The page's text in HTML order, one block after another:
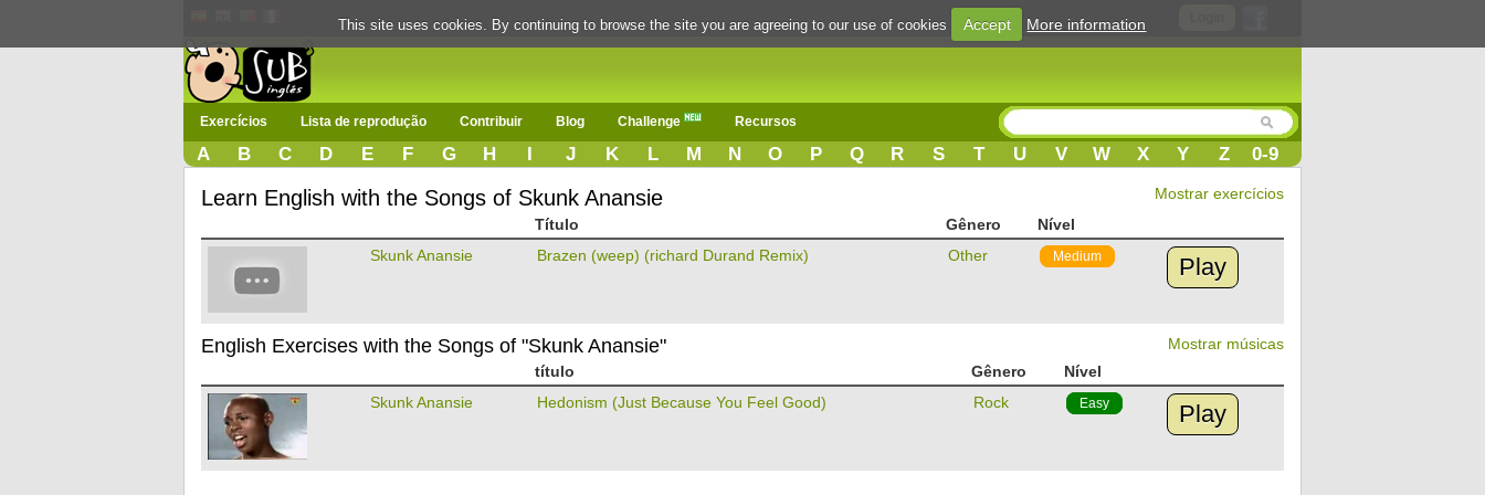
Exercícios Lista de reprodução Contribuir Blog Challenge Recursos
A B C D E F G H I J K L M N O P Q R S T U V W X Y Z 0-9
Mostrar exercícios
Learn English with the Songs of Skunk Anansie
Título Gênero
Nível
Skunk Anansie
Brazen (weep) (richard Durand Remix) Other Medium Play
Mostrar músicas
English Exercises with the Songs of "Skunk Anansie"
título Gênero
Nível
Skunk Anansie
Hedonism (Just Because You Feel Good) Rock Easy Play
This site uses cookies. By continuing to browse the site you are agreeing to our use of cookies Accept More information